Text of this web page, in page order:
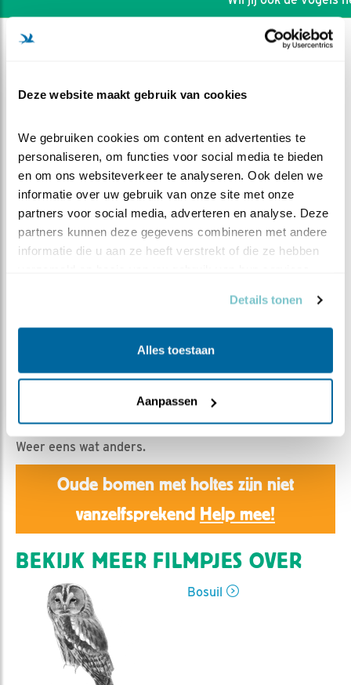
Deze website maakt gebruik van cookies
We gebruiken cookies om content en advertenties te
personaliseren, om functies voor social media te bieden
en om ons websiteverkeer te analyseren. Ook delen we
informatie over uw gebruik van onze site met onze
partners voor social media, adverteren en analyse. Deze
partners kunnen deze gegevens combineren met andere
informatie die u aan ze heeft verstrekt of die ze hebben
Details tonen
Alles toestaan
Aanpassen
Vannacht
Emil | Geplaatst op 29 maart 2023, 16:00 |
leuk| Bewaar dit filmpje|
470x
Een terugblik op de nacht van 28 op 29 maart vanuit de
optiek van het jonge uiltje.
Weer eens wat anders.
Oude bomen met holtes zijn niet
vanzelfsprekend Help mee!
BEKIJK MEER FILMPJES OVER
Bosuil